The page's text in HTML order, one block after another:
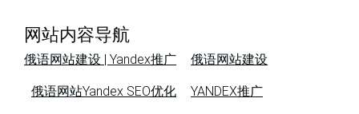
网站内容导航
俄语网站建设 | Yandex推广 俄语网站建设
俄语网站Yandex SEO优化 YANDEX推广